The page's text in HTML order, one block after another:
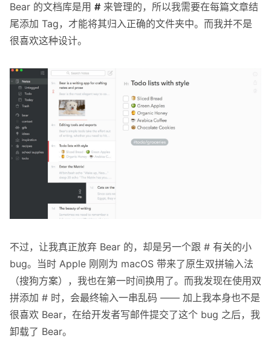
Bear 的文档库是用 # 来管理的，所以我需要在每篇文章结
尾添加 Tag，才能将其归入正确的文件夹中。而我并不是
很喜欢这种设计。
不过，让我真正放弃 Bear 的，却是另一个跟 # 有关的小
bug。当时 Apple 刚刚为 macOS 带来了原生双拼输入法
（搜狗方案），我也在第一时间换用了。而我发现在使用双
拼添加 # 时，会最终输入一串乱码 —— 加上我本身也不是
很喜欢 Bear，在给开发者写邮件提交了这个 bug 之后，我
卸载了 Bear。